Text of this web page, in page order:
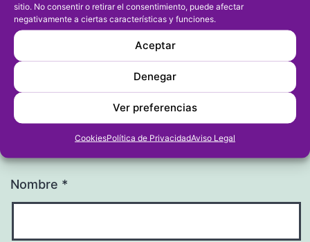
sitio. No consentir o retirar el consentimiento, puede afectar
negativamente a ciertas características y funciones.
Aceptar
Denegar
Ver preferencias
CookiesPolítica de PrivacidadAviso Legal
Comentario*
Nombre *